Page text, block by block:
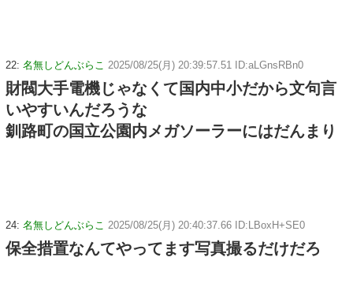
22: 名無しどんぶらこ 2025/08/25(月) 20:39:57.51 ID:aLGnsRBn0
財閥大手電機じゃなくて国内中小だから文句言
いやすいんだろうな
釧路町の国立公園内メガソーラーにはだんまり
24: 名無しどんぶらこ 2025/08/25(月) 20:40:37.66 ID:LBoxH+SE0
保全措置なんてやってます写真撮るだけだろ